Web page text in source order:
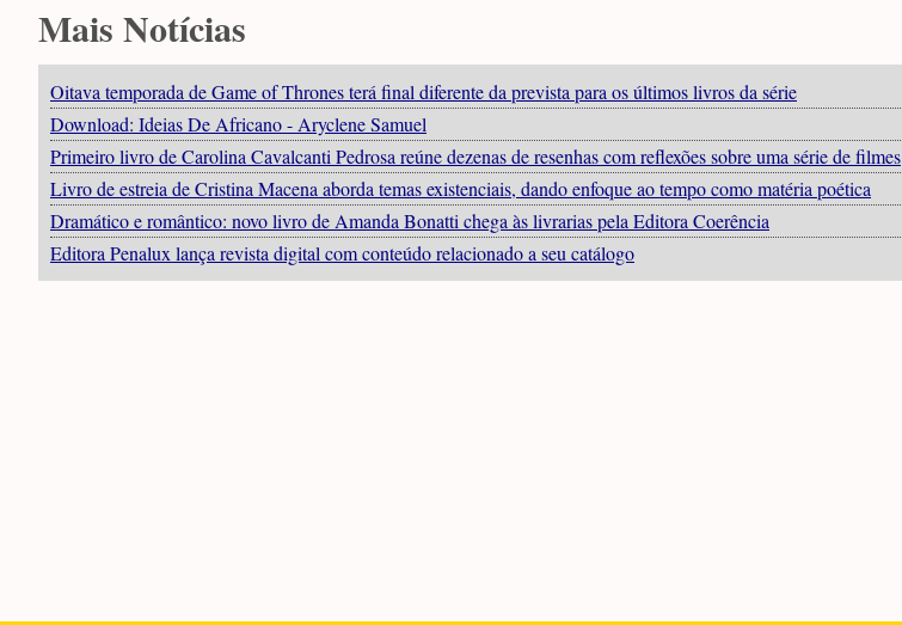
Mais Notícias
Oitava temporada de Game of Thrones terá final diferente da prevista para os últimos livros da série
Download: Ideias De Africano - Aryclene Samuel
Primeiro livro de Carolina Cavalcanti Pedrosa reúne dezenas de resenhas com reflexões sobre uma série de filmes
Livro de estreia de Cristina Macena aborda temas existenciais, dando enfoque ao tempo como matéria poética
Dramático e romântico: novo livro de Amanda Bonatti chega às livrarias pela Editora Coerência
Editora Penalux lança revista digital com conteúdo relacionado a seu catálogo